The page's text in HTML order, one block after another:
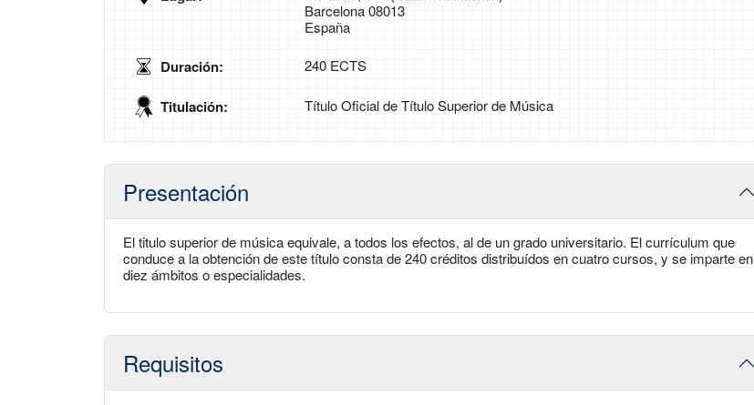
Barcelona 08013
España
Duración: 240 ECTS
Titulación: Título Oficial de Título Superior de Música
Presentación
El titulo superior de música equivale, a todos los efectos, al de un grado universitario. El currículum que
conduce a la obtención de este título consta de 240 créditos distribuídos en cuatro cursos, y se imparte en
diez ámbitos o especialidades.
Requisitos